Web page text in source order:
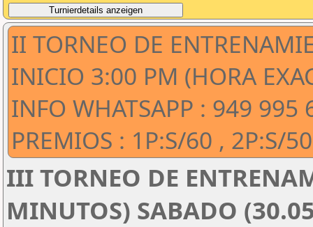
II TORNEO DE
INICIO 3:00 PM (HORA
INFO WHATSAPP : 949 995
PREMIOS : 1P:S/60 , 2P:S/
III TORNEO DE
MINUTOS) SABADO